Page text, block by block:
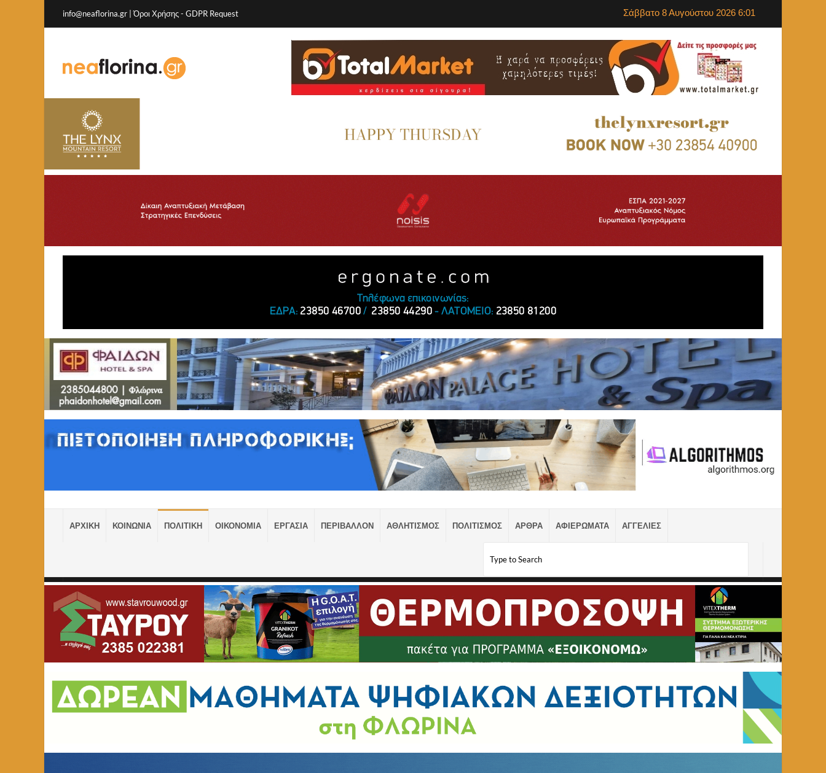
info@neaflorina.gr |Όροι Χρήσης- GDPR Request Σάββατο 8 Αυγούστου 2026 6:01
ΑΡΧΙΚΗ ΚΟΙΝΩΝΙΑ ΠΟΛΙΤΙΚΗ ΟΙΚΟΝΟΜΙΑ ΕΡΓΑΣΙΑ ΠΕΡΙΒΑΛΛΟΝ ΑΘΛΗΤΙΣΜΟΣ ΠΟΛΙΤΙΣΜΟΣ ΑΡΘΡΑ ΑΦΙΕΡΩΜΑΤΑ ΑΓΓΕΛΙΕΣ